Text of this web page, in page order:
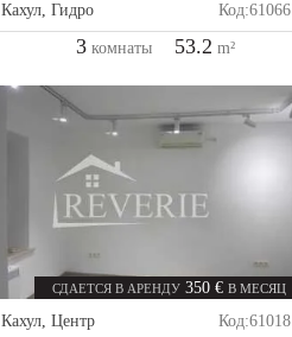
Кахул, Гидро Код:61066
3комнаты 53.2 m²
СДАЕТСЯ В АРЕНДУ 350 € В МЕСЯЦ
Кахул, Центр Код:61018